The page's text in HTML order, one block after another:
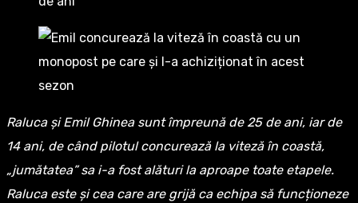
Raluca și Emil Ghinea sunt împreună de 25 de ani, iar de
14 ani, de când pilotul concurează la viteză în coastă,
„jumătatea” sa i-a fost alături la aproape toate etapele.
Raluca este și cea care are grijă ca echipa să funcționeze